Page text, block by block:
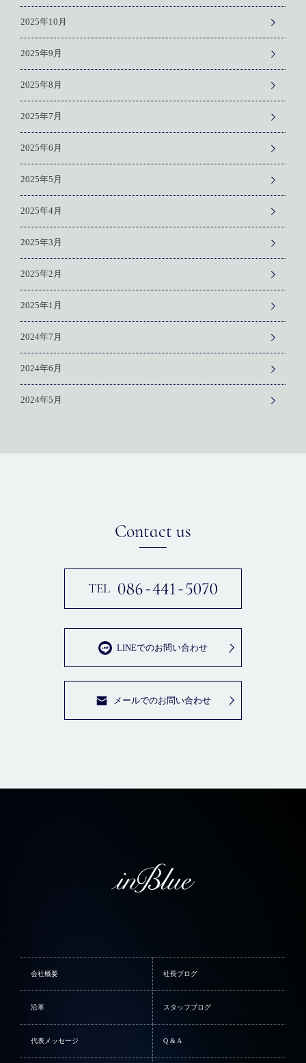
2025年10月
2025年9月
2025年8月
2025年7月
2025年6月
2025年5月
2025年4月
2025年3月
2025年2月
2025年1月
2024年7月
2024年6月
2024年5月
Contact us
LINEでのお問い合わせ
メールでのお問い合わせ
会社概要 社長ブログ
沿革 スタッフブログ
代表メッセージ Q & A